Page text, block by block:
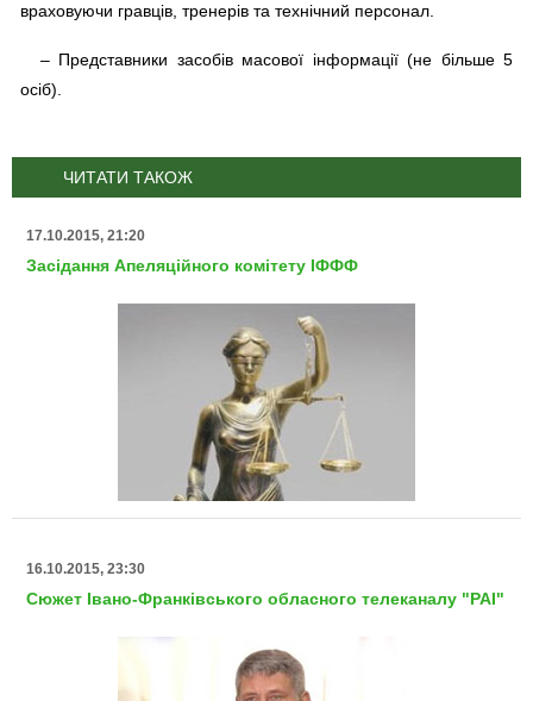
враховуючи гравців, тренерів та технічний персонал.
– Представники засобів масової інформації (не більше 5
осіб).
ЧИТАТИ ТАКОЖ
17.10.2015, 21:20
Засідання Апеляційного комітету ІФФФ
16.10.2015, 23:30
Сюжет Івано-Франківського обласного телеканалу "РАІ"